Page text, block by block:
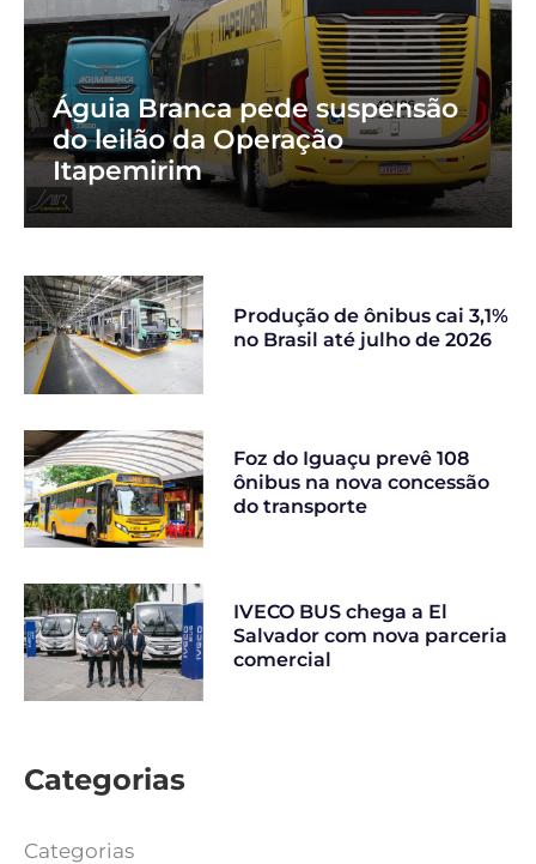
Águia Branca pede suspensão
do leilão da Operação
Itapemirim
Produção de ônibus cai 3,1%
no Brasil até julho de 2026
Foz do Iguaçu prevê 108
ônibus na nova concessão
do transporte
IVECO BUS chega a El
Salvador com nova parceria
comercial
Categorias
Categorias